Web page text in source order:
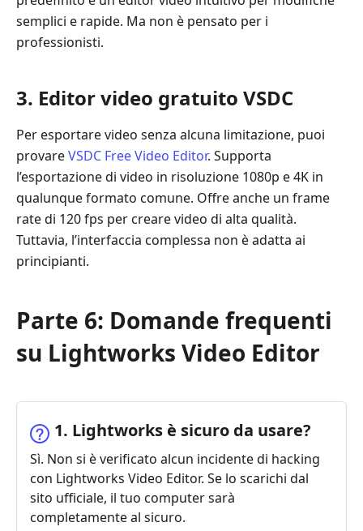
semplici e rapide. Ma non è pensato per i
professionisti.
3. Editor video gratuito VSDC
Per esportare video senza alcuna limitazione, puoi
provareVSDC Free Video Editor. Supporta
l’esportazione di video in risoluzione 1080p e 4K in
qualunque formato comune. Offre anche un frame
rate di 120 fps per creare video di alta qualità.
Tuttavia, l’interfaccia complessa non è adatta ai
principianti.
Parte 6: Domande frequenti
su Lightworks Video Editor
1. Lightworks è sicuro da usare?
Sì. Non si è verificato alcun incidente di hacking
con Lightworks Video Editor. Se lo scarichi dal
sito ufficiale, il tuo computer sarà
completamente al sicuro.